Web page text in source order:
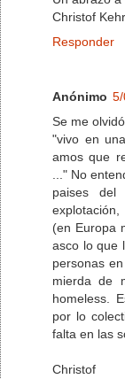
Christof
Responder
Anónimo
Se me
"vivo en
amos que
..." No
paises del
(en Europa
asco lo que
personas
mierda de
homeless.
por lo
falta en las
Christof